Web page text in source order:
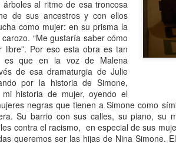
al ritmo de esa troncosa
de sus ancestros y con ellos
como mujer: en su prisma la
“Me gustaría saber cómo
libre”. Por eso esta obra es tan
es que en la voz de Malena
de esa dramaturgia de Julie
por la historia de Simone,
mi historia de mujer, oyendo el
negras que tienen a Simone como
Su barrio con sus calles, su piano, su
contra el racismo, en especial de sus
queremos ser las hijas de Nina Simone.
Detrás de la ventana, junto al fuego, mi
Si pienso en él, lo veo así, leyendo, la
una visión fugaz, apenas un segundo, la
espaldas, en su casita de fin de semana,
zona Sur.
JAN
13
Al fin sola y, a la vez, tan bien
Por Guadalupe Treibel
“La soledad implica que, aunque esté